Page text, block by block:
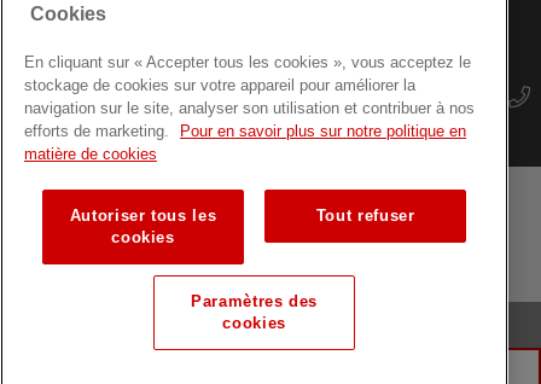
NEWSLETTER
Mentions Légales Protection des données
Plan du site
Formations pour professionnels
© Croix-Rouge luxembourgeoise
Cookies
En cliquant sur « Accepter tous les cookies », vous acceptez le
stockage de cookies sur votre appareil pour améliorer la
navigation sur le site, analyser son utilisation et contribuer à nos
efforts de marketing.
Pour en savoir plus sur notre politique en
matière de cookies
Autoriser tous les
cookies
Tout refuser
Paramètres des
cookies